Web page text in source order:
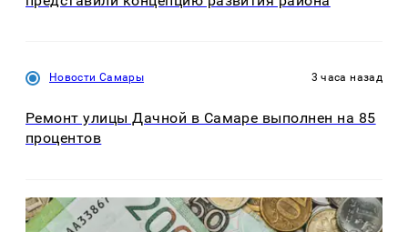
Новости Самары 3 часа назад
Ремонт улицы Дачной в Самаре выполнен на 85
процентов